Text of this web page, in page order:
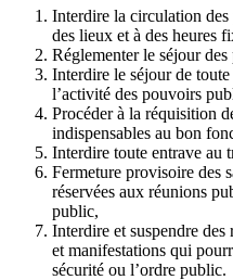
Interdire la circulation des
des lieux et à des heures
Réglementer le séjour des
Interdire le séjour de
l’activité des pouvoirs
Procéder à la réquisition
indispensables au bon
Interdire toute entrave au
Fermeture provisoire des
réservées aux réunions
public,
Interdire et suspendre des
et manifestations qui
sécurité ou l’ordre public.